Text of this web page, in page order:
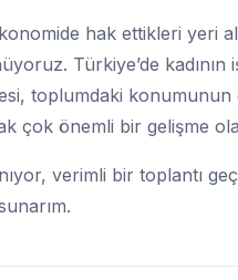
hak ettikleri yeri
Türkiye’de kadının
toplumdaki
çok önemli bir gelişme
verimli bir toplantı